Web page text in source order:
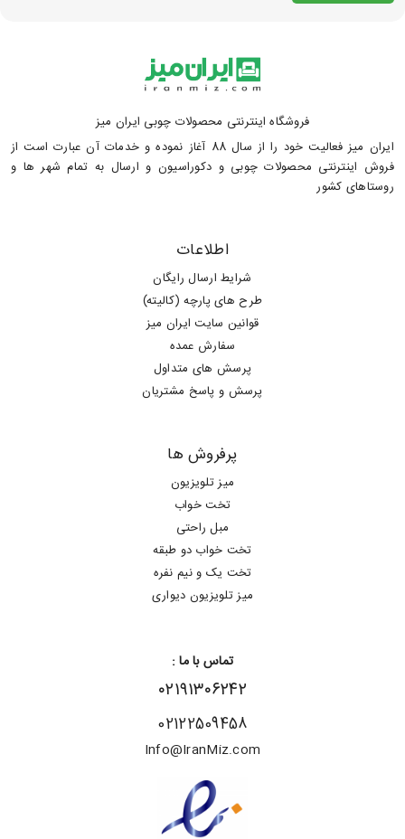
فروشگاه اینترنتی محصولات چوبی ایران میز
ایران میز فعالیت خود را از سال 88 آغاز نموده و خدمات آن عبارت است از
فروش اینترنتی محصولات چوبی و دکوراسیون و ارسال به تمام شهر ها و
روستاهای کشور
اطلاعات
شرایط ارسال رایگان
طرح های پارچه (کالیته)
قوانین سایت ایران میز
سفارش عمده
پرسش های متداول
پرسش و پاسخ مشتریان
پرفروش ها
میز تلویزیون
تخت خواب
مبل راحتی
تخت خواب دو طبقه
تخت یک و نیم نفره
میز تلویزیون دیواری
تماس با ما :
۰۲۱۹۱۳۰۶۲۴۲
02122509458
Info@IranMiz.com